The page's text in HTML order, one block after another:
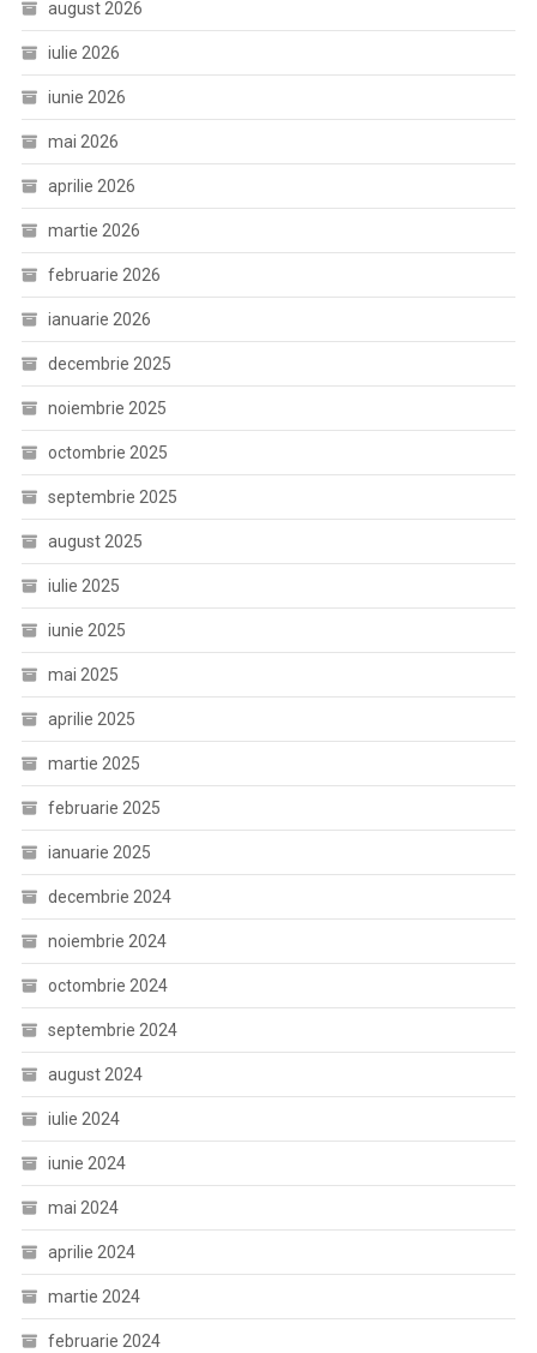
august 2026
iulie 2026
iunie 2026
mai 2026
aprilie 2026
martie 2026
februarie 2026
ianuarie 2026
decembrie 2025
noiembrie 2025
octombrie 2025
septembrie 2025
august 2025
iulie 2025
iunie 2025
mai 2025
aprilie 2025
martie 2025
februarie 2025
ianuarie 2025
decembrie 2024
noiembrie 2024
octombrie 2024
septembrie 2024
august 2024
iulie 2024
iunie 2024
mai 2024
aprilie 2024
martie 2024
februarie 2024